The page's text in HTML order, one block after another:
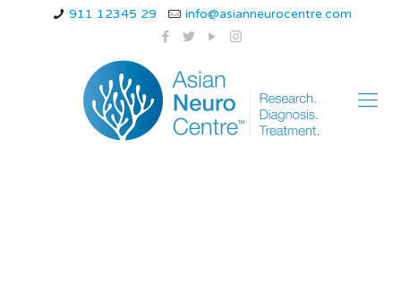
911 12345 29 info@asianneurocentre.com